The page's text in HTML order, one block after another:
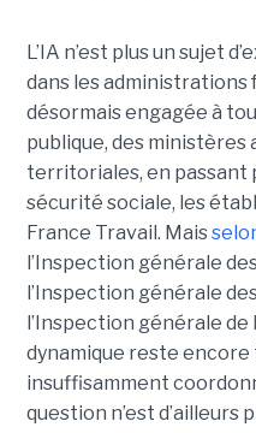
L’IA n’est plus un sujet
dans les administrations
désormais engagée à
publique, des
territoriales, en passant
sécurité sociale, les
France Travail. Mais
l’Inspection générale
l’Inspection générale
l’Inspection générale de
dynamique reste
insuffisamment
question n’est d’ailleurs